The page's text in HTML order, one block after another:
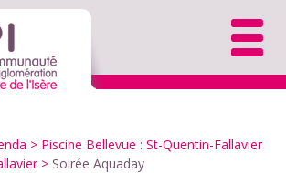
> Piscine Bellevue : St-Quentin-Fallavier
> Soirée Aquaday